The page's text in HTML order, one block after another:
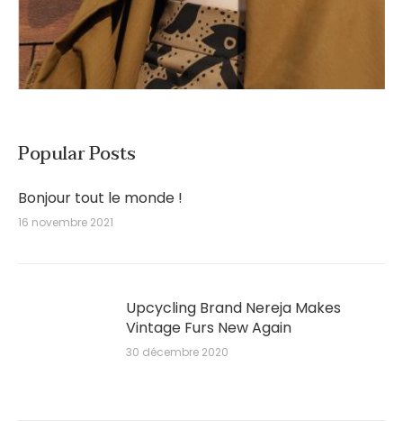
Popular Posts
Bonjour tout le monde !
16 novembre 2021
Upcycling Brand Nereja Makes
Vintage Furs New Again
30 décembre 2020